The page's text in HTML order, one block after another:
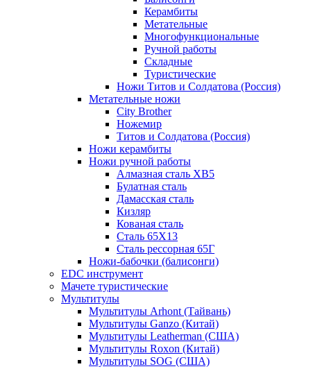
Керамбиты
Метательные
Многофункциональные
Ручной работы
Складные
Туристические
Ножи Титов и Солдатова (Россия)
Метательные ножи
City Brother
Ножемир
Титов и Солдатова (Россия)
Ножи керамбиты
Ножи ручной работы
Алмазная сталь ХВ5
Булатная сталь
Дамасская сталь
Кизляр
Кованая сталь
Сталь 65Х13
Сталь рессорная 65Г
Ножи-бабочки (балисонги)
EDC инструмент
Мачете туристические
Мультитулы
Мультитулы Arhont (Тайвань)
Мультитулы Ganzo (Китай)
Мультитулы Leatherman (США)
Мультитулы Roxon (Китай)
Мультитулы SOG (США)